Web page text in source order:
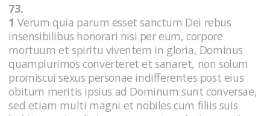
73.
1 Verum quia parum esset sanctum Dei rebus
insensibilibus honorari nisi per eum, corpore
mortuum et spiritu viventem in gloria, Dominus
quamplurimos converteret et sanaret, non solum
promiscui sexus personae indifferentes post eius
obitum meritis ipsius ad Dominum sunt conversae,
sed etiam multi magni et nobiles cum filiis suis